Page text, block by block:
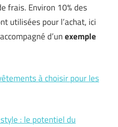
frais. Environ 10% des
utilisées pour l’achat, ici
d’unexemple
à choisir pour les
: le potentiel du